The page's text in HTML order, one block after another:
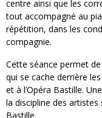
centre ainsi que les
tout accompagné au
répétition, dans les
compagnie.
Cette séance permet
qui se cache derrière
et à l’Opéra Bastille.
la discipline des artistes
Bastille.